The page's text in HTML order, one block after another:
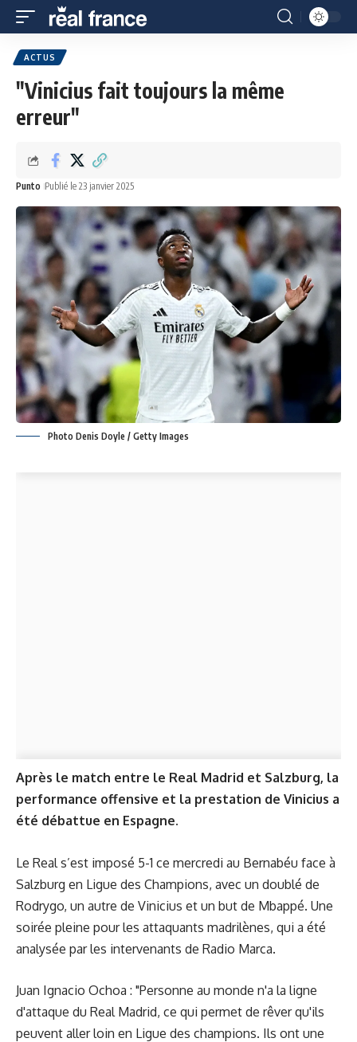
ACTUS
"Vinicius fait toujours la même
erreur"
Punto Publié le 23 janvier 2025
Photo Denis Doyle / Getty Images
Après le match entre le Real Madrid et Salzburg, la
performance offensive et la prestation de Vinicius a
été débattue en Espagne.
Le Real s’est imposé 5-1 ce mercredi au Bernabéu face à
Salzburg en Ligue des Champions, avec un doublé de
Rodrygo, un autre de Vinicius et un but de Mbappé. Une
soirée pleine pour les attaquants madrilènes, qui a été
analysée par les intervenants de Radio Marca.
Juan Ignacio Ochoa : "Personne au monde n'a la ligne
d'attaque du Real Madrid, ce qui permet de rêver qu'ils
peuvent aller loin en Ligue des champions. Ils ont une